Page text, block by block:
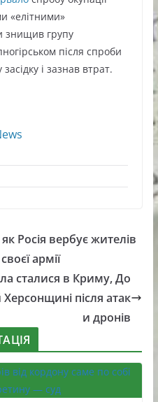
«елітними»
знищив групу
після спроби
і зазнав втрат.
як Росія вербує жителів
армії
сталися в Криму, До
після атак
и дронів